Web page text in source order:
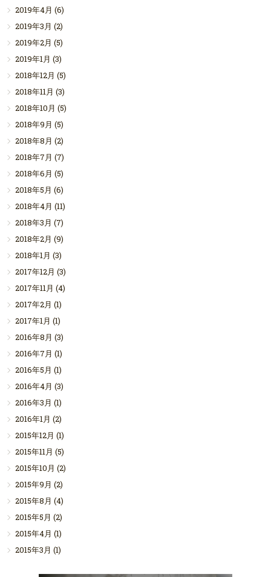
2019年4月 (6)
2019年3月 (2)
2019年2月 (5)
2019年1月 (3)
2018年12月 (5)
2018年11月 (3)
2018年10月 (5)
2018年9月 (5)
2018年8月 (2)
2018年7月 (7)
2018年6月 (5)
2018年5月 (6)
2018年4月 (11)
2018年3月 (7)
2018年2月 (9)
2018年1月 (3)
2017年12月 (3)
2017年11月 (4)
2017年2月 (1)
2017年1月 (1)
2016年8月 (3)
2016年7月 (1)
2016年5月 (1)
2016年4月 (3)
2016年3月 (1)
2016年1月 (2)
2015年12月 (1)
2015年11月 (5)
2015年10月 (2)
2015年9月 (2)
2015年8月 (4)
2015年5月 (2)
2015年4月 (1)
2015年3月 (1)